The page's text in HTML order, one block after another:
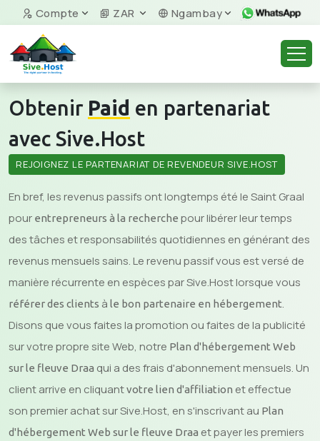
Compte ZAR Ngambay
Obtenir Paid en partenariat
avec Sive.Host
REJOIGNEZ LE PARTENARIAT DE REVENDEUR SIVE.HOST
En bref, les revenus passifs ont longtemps été le Saint Graal
pour entrepreneurs à la recherche pour libérer leur temps
des tâches et responsabilités quotidiennes en générant des
revenus mensuels sains. Le revenu passif vous est versé de
manière récurrente en espèces par Sive.Host lorsque vous
référer des clients à le bon partenaire en hébergement.
Disons que vous faites la promotion ou faites de la publicité
sur votre propre site Web, notre Plan d'hébergement Web
sur le fleuve Draa qui a des frais d'abonnement mensuels. Un
client arrive en cliquantvotre lien d'affiliation et effectue
son premier achat sur Sive.Host, en s'inscrivant au Plan
d'hébergement Web sur le fleuve Draa et payer les premiers